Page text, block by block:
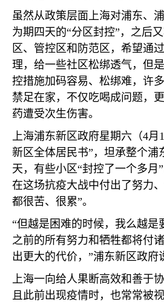
虽然从政策层面上海对浦东、
为期四天的“分区封控”，之后
区、管控区和防范区，希望通
理，给一些社区松绑透气，但
控措施加码容易、松绑难，许
禁足在家，不仅吃喝成问题，
药遭受次生伤害。
上海浦东新区政府星期六（4月
新区全体居民书”，坦承整个浦
天，有些小区“封控了一个多月
在这场抗疫大战中付出了努力
都很苦、很累”。
“但越是困难的时候，我么越是
之前的所有努力和牺牲都将付
出更大的代价，”浦东新区政府
上海一向给人果断高效和善于
且此前出现疫情时，也常常被